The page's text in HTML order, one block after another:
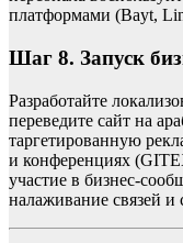
платформами (Bayt,
Шаг 8. Запуск
Разработайте
переведите сайт на
таргетированную
и конференциях
участие в бизнес-
налаживание связей и